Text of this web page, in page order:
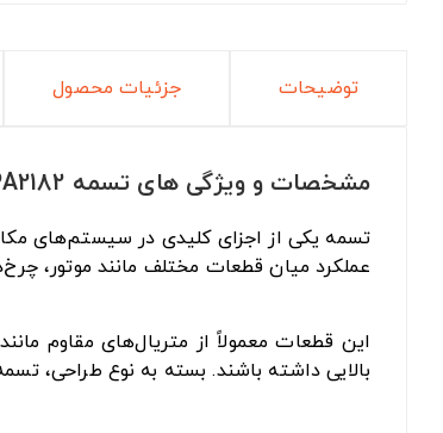
توضیحات جزئیات محصول
مشخصات و ویژگی های تسمه SPA2182
تسمه یکی از اجزای کلیدی در سیستم‌های
عملکرد میان قطعات مختلف مانند موتور،
این قطعات معمولاً از متریال‌های مقاوم
بالایی داشته باشند. بسته به نوع طراحی،